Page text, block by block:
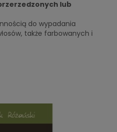
lub
do wypadania
także farbowanych i